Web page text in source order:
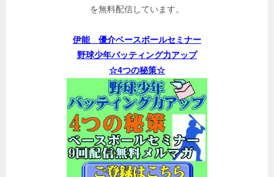
を無料配信しています。
伊能 優介ベースボールセミナー
野球少年バッティング力アップ
☆4つの秘策☆